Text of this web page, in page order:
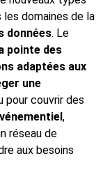
domaines de la
données. Le
pointe des
adaptées aux
une
pour couvrir des
,
réseau de
aux besoins